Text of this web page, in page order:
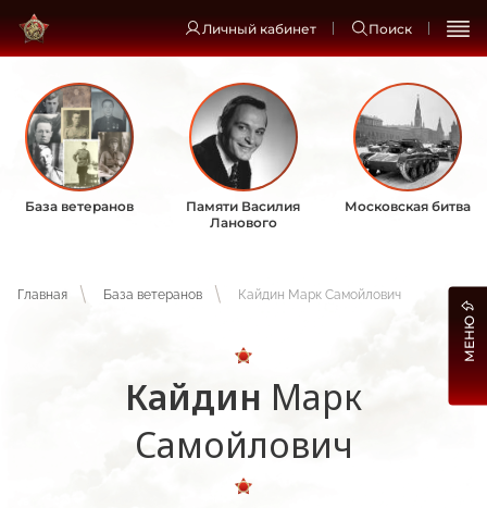
Личный кабинет Поиск
База ветеранов
Памяти Василия
Ланового
Московская битва
Главная База ветеранов Кайдин Марк Самойлович
Кайдин Марк
Самойлович
МЕНЮ